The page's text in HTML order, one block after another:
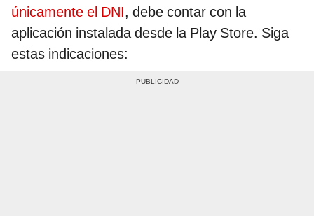
únicamente el DNI, debe contar con la
aplicación instalada desde la Play Store. Siga
estas indicaciones: